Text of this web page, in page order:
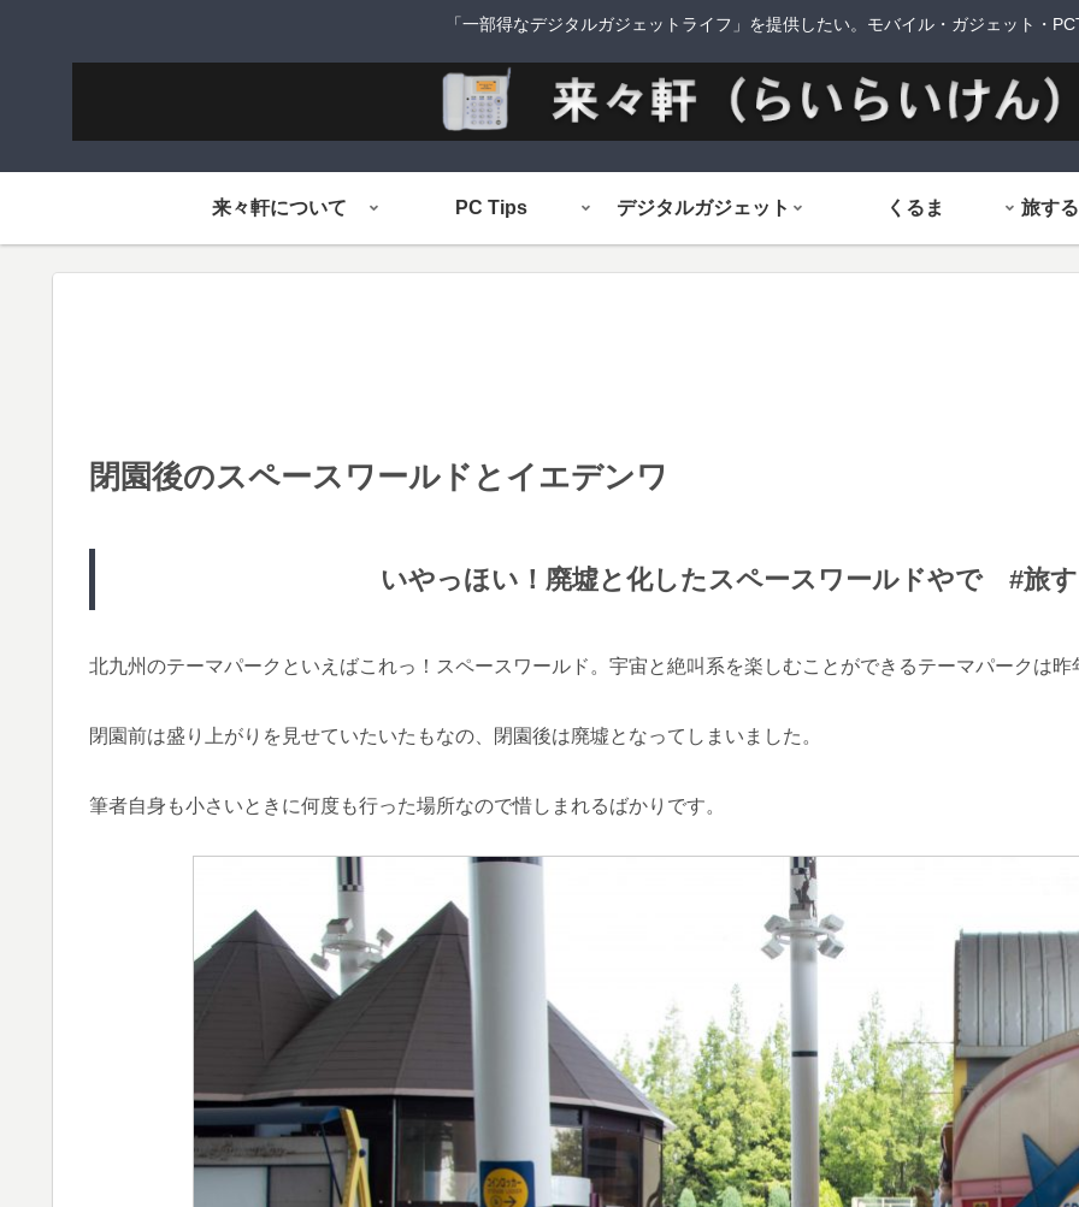
「一部得なデジタルガジェットライフ」を提供したい。モバイル・ガジェット・
来々軒について PC Tips デジタルガジェット くるま
閉園後のスペースワールドとイエデンワ
いやっほい！廃墟と化したスペースワールドやで #旅
北九州のテーマパークといえばこれっ！スペースワールド。宇宙と絶叫系を楽しむことができるテーマパークは
閉園前は盛り上がりを見せていたいたもなの、閉園後は廃墟となってしまいました。
筆者自身も小さいときに何度も行った場所なので惜しまれるばかりです。